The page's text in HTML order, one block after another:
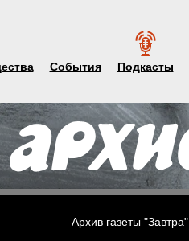
События Подкасты
Архив газеты"Завтра"